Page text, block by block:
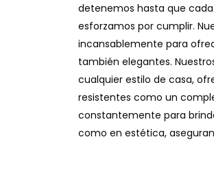
detenemos hasta que
esforzamos por cumplir.
incansablemente para
también elegantes.
cualquier estilo de casa,
resistentes como un
constantemente para
como en estética,